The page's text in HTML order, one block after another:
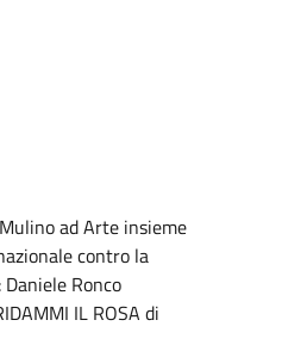
ad Arte insieme
contro la
Ronco
IL ROSA di